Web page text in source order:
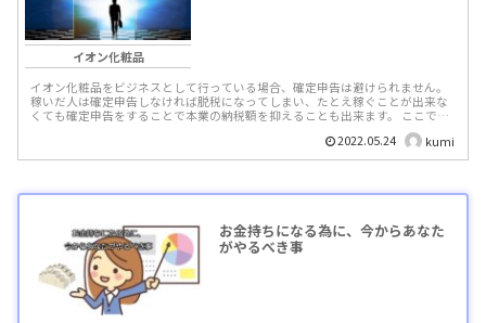
イオン化粧品
イオン化粧品をビジネスとして行っている場合、確定申告は避けられません。
稼いだ人は確定申告しなければ脱税になってしまい、たとえ稼ぐことが出来な
くても確定申告をすることで本業の納税額を抑えることも出来ます。 ここでは
2022.05.24 kumi
お金持ちになる為に、今からあなた
がやるべき事